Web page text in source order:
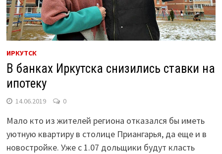
ИРКУТСК
В банках Иркутска снизились ставки на
ипотеку
14.06.2019 0
Мало кто из жителей региона отказался бы иметь
уютную квартиру в столице Приангарья, да еще и в
новостройке. Уже с 1.07 дольщики будут класть